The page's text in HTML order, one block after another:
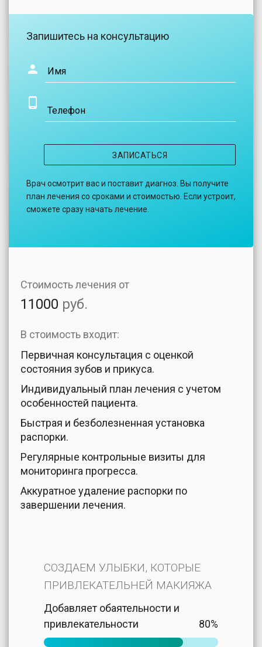
Запишитесь на консультацию
Имя
Телефон
ЗАПИСАТЬСЯ
Врач осмотрит вас и поставит диагноз. Вы получите
план лечения со сроками и стоимостью. Если устроит,
сможете сразу начать лечение.
Стоимость лечения от
11000 руб.
В стоимость входит:
Первичная консультация с оценкой
состояния зубов и прикуса.
Индивидуальный план лечения с учетом
особенностей пациента.
Быстрая и безболезненная установка
распорки.
Регулярные контрольные визиты для
мониторинга прогресса.
Аккуратное удаление распорки по
завершении лечения.
СОЗДАЕМ УЛЫБКИ, КОТОРЫЕ
ПРИВЛЕКАТЕЛЬНЕЙ МАКИЯЖА
Добавляет обаятельности и
привлекательности
80%